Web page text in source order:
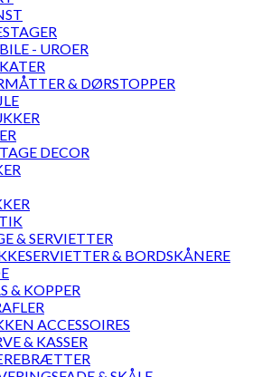
- UROER
& DØRSTOPPER
DECOR
& SERVIETTER
& BORDSKÅNERE
& KOPPER
ACCESSOIRES
& KASSER